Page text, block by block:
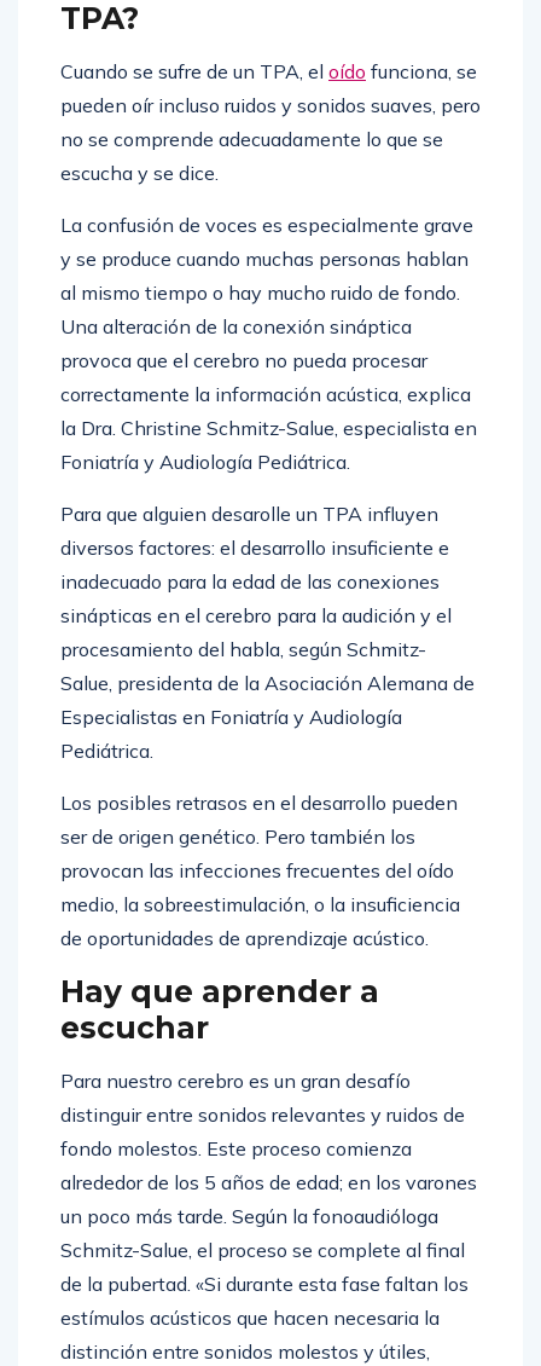
TPA?
Cuando se sufre de un TPA, el oído funciona, se
pueden oír incluso ruidos y sonidos suaves, pero
no se comprende adecuadamente lo que se
escucha y se dice.
La confusión de voces es especialmente grave
y se produce cuando muchas personas hablan
al mismo tiempo o hay mucho ruido de fondo.
Una alteración de la conexión sináptica
provoca que el cerebro no pueda procesar
correctamente la información acústica, explica
la Dra. Christine Schmitz-Salue, especialista en
Foniatría y Audiología Pediátrica.
Para que alguien desarolle un TPA influyen
diversos factores: el desarrollo insuficiente e
inadecuado para la edad de las conexiones
sinápticas en el cerebro para la audición y el
procesamiento del habla, según Schmitz-
Salue, presidenta de la Asociación Alemana de
Especialistas en Foniatría y Audiología
Pediátrica.
Los posibles retrasos en el desarrollo pueden
ser de origen genético. Pero también los
provocan las infecciones frecuentes del oído
medio, la sobreestimulación, o la insuficiencia
de oportunidades de aprendizaje acústico.
Hay que aprender a
escuchar
Para nuestro cerebro es un gran desafío
distinguir entre sonidos relevantes y ruidos de
fondo molestos. Este proceso comienza
alrededor de los 5 años de edad; en los varones
un poco más tarde. Según la fonoaudióloga
Schmitz-Salue, el proceso se complete al final
de la pubertad. «Si durante esta fase faltan los
estímulos acústicos que hacen necesaria la
distinción entre sonidos molestos y útiles,